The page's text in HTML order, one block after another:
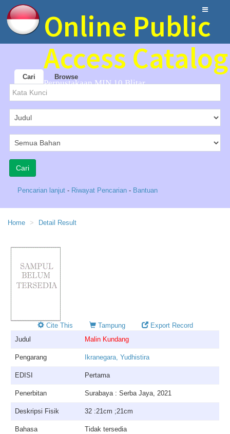
Online Public
Access Catalog
Perpustakaan MIN 10 Blitar
Cari Browse
Pencarian lanjut - Riwayat Pencarian - Bantuan
Home Detail Result
Cite This Tampung
Export Record
Judul
Malin Kundang
Pengarang Ikranegara, Yudhistira
EDISI Pertama
Penerbitan Surabaya : Serba Jaya, 2021
Deskripsi Fisik 32 :21cm ;21cm
Bahasa Tidak tersedia